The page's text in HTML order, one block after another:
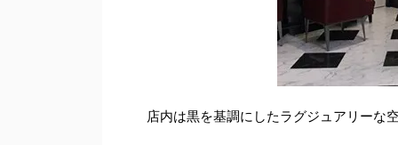
店内は黒を基調にしたラグジュアリーな